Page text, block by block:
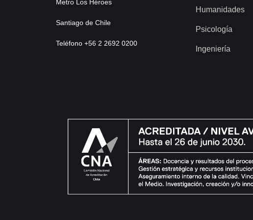
Metro Los Héroes
Santiago de Chile
Teléfono +56 2 2692 0200
Humanidades
Psicología
Ingeniería